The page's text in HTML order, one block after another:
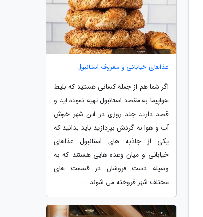
غذاهای خیابانی و معروف استانبول
اگر شما هم از جمله کسانی هستید که بلیط
هواپیما به مقصد استانبول تهیه نموده اید و
قصد دارید چند روزی در این شهر خوش
آب و هوا به گردش بپردازید باید بدانید که
یکی از جاذبه های استانبول غذاهای
خیابانی و میان وعده هایی هستند که به
وسیله دست فروشان در قسمت های
مختلف شهر فروخته می شوند....